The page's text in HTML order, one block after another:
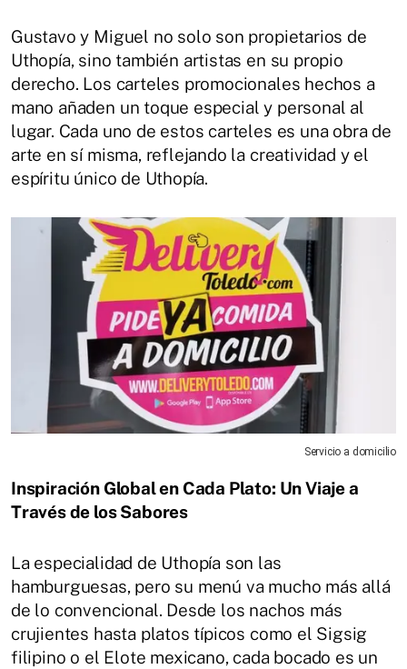
Gustavo y Miguel no solo son propietarios de
Uthopía, sino también artistas en su propio
derecho. Los carteles promocionales hechos a
mano añaden un toque especial y personal al
lugar. Cada uno de estos carteles es una obra de
arte en sí misma, reflejando la creatividad y el
espíritu único de Uthopía.
Servicio a domicilio
Inspiración Global en Cada Plato: Un Viaje a
Través de los Sabores
La especialidad de Uthopía son las
hamburguesas, pero su menú va mucho más allá
de lo convencional. Desde los nachos más
crujientes hasta platos típicos como el Sigsig
filipino o el Elote mexicano, cada bocado es un